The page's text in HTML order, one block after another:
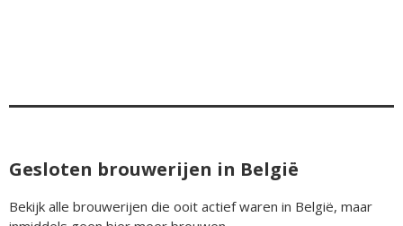
Gesloten brouwerijen in België
Bekijk alle brouwerijen die ooit actief waren in België, maar